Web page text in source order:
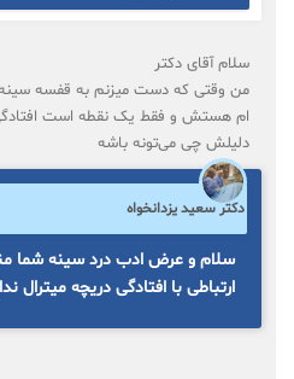
سلام آقای دکتر
من وقتی که دست میزنم به قفسه سینه
ام هستش و فقط یک نقطه است
دلیلش چی می‌تونه باشه
دکتر سعید یزدانخواه
سلام و عرض ادب درد سینه شما
ارتباطی با افتادگی دریچه میترال